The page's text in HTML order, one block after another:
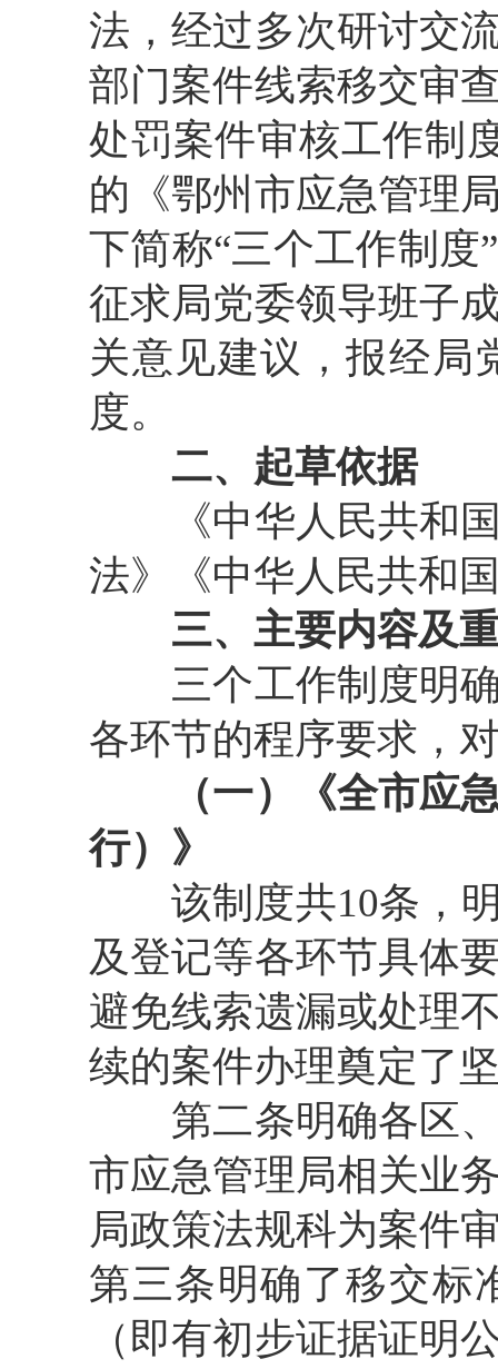
法，经过多次研讨交
部门案件线索移交审
处罚案件审核工作制
的《鄂州市应急管理
下简称“三个工作制
征求局党委领导班子
关意见建议，报经局
度。
二、起草依据
《中华人民共和国
法》《中华人民共和
三、主要内容及
三个工作制度明确
各环节的程序要求，
（一）《全市应
行）》
该制度共10条，明
及登记等各环节具体
避免线索遗漏或处理
续的案件办理奠定了
第二条明确各区、
市应急管理局相关业
局政策法规科为案件
第三条明确了移交标
（即有初步证据证明